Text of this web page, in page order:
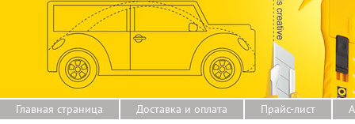
Главная страница Доставка и оплата Прайс-лист